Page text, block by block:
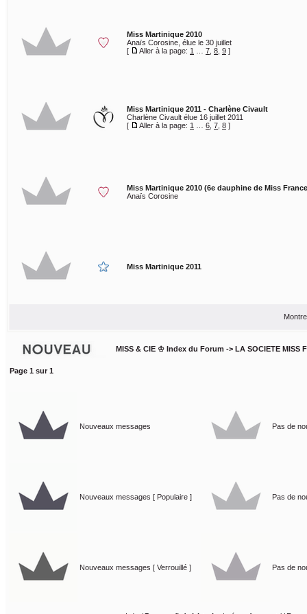
Miss Martinique 2010
Anaïs Corosine, élue le 30 juillet
[
Aller à la page: 1 7 8 9 ]
Miss Martinique 2011 - Charlène Civault
Charlène Civault élue 16 juillet 2011
[
Aller à la page: 1 6 7 8 ]
Miss Martinique 2010 (6e dauphine de Miss
Anaïs Corosine
Miss Martinique 2011
MISS & CIE ♔ Index du Forum -> LA SOCIETE MISS
Page 1 sur 1
Nouveaux messages Pas de
Nouveaux messages [ Populaire ] Pas de
Nouveaux messages [ Verrouillé ] Pas de